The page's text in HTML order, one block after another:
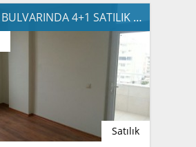
DUİSBURG BULVARINDA 4+1 SATILIK DAİRE
Satılık